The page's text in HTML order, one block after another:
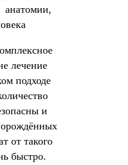
анатомии,
лечение
подходе
и
от такого
быстро.